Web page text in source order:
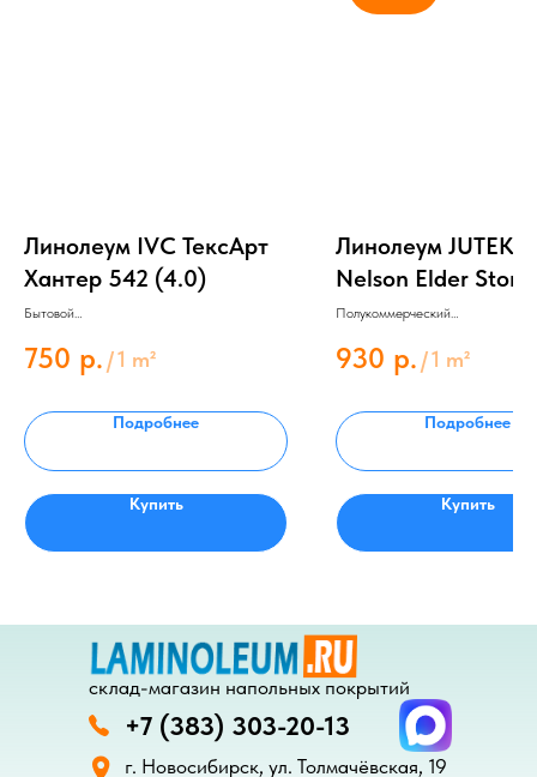
Линолеум IVC ТексАрт
Хантер 542 (4.0)
Бытовой
Защитный слой 0.33 мм
750 р. /1 m²
Подробнее
Купить
Линолеум JUTEKS
Nelson Elder
(3.0)
Полукоммерческий
Защитный слой 0.4 мм
930 р. /1 m²
Подробнее
Купить
+7 (383) 303-20-13
г. Новосибирск, ул. Толмачёвская, 19
склад-магазин напольных покрытий